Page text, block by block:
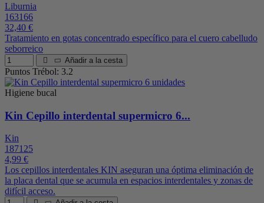
Liburnia
163166
32,40 €
Tratamiento en gotas concentrado específico para el cuero cabelludo
seborreico
Añadir a la cesta
Puntos Trébol: 3.2
Higiene bucal
Kin Cepillo interdental supermicro 6...
Kin
187125
4,99 €
Los cepillos interdentales KIN aseguran una óptima eliminación de
la placa dental que se acumula en espacios interdentales y zonas de
difícil acceso.